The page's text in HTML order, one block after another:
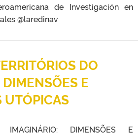
de Investigación en
@laredinav
DO
E
UTÓPICAS
IMAGINÁRIO: DIMENSÕES E